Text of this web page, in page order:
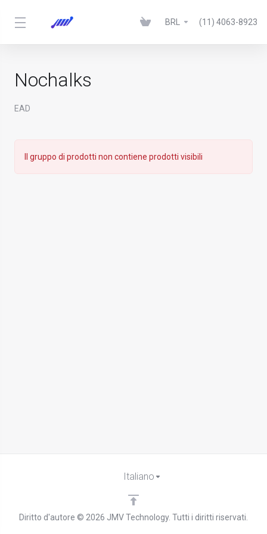
BRL (11) 4063-8923
Nochalks
EAD
Il gruppo di prodotti non contiene prodotti visibili
Diritto d'autore © 2026 JMV Technology. Tutti i diritti riservati.
Italiano